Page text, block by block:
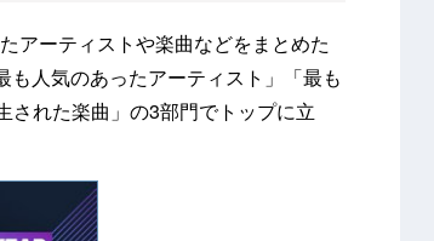
アーティストや楽曲などをまとめた
も人気のあったアーティスト」「最も
された楽曲」の3部門でトップに立